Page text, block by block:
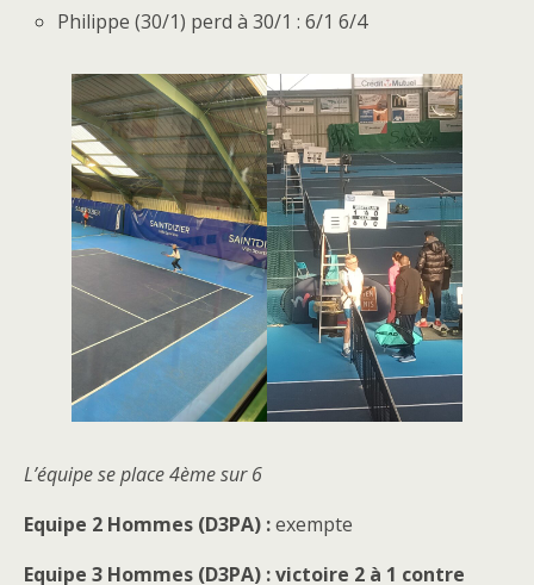
Philippe (30/1) perd à 30/1 : 6/1 6/4
L’équipe se place 4ème sur 6
Equipe 2 Hommes (D3PA) :exempte
Equipe 3 Hommes (D3PA) : victoire 2 à 1 contre